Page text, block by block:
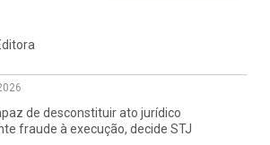
de desconstituir ato jurídico
fraude à execução, decide STJ